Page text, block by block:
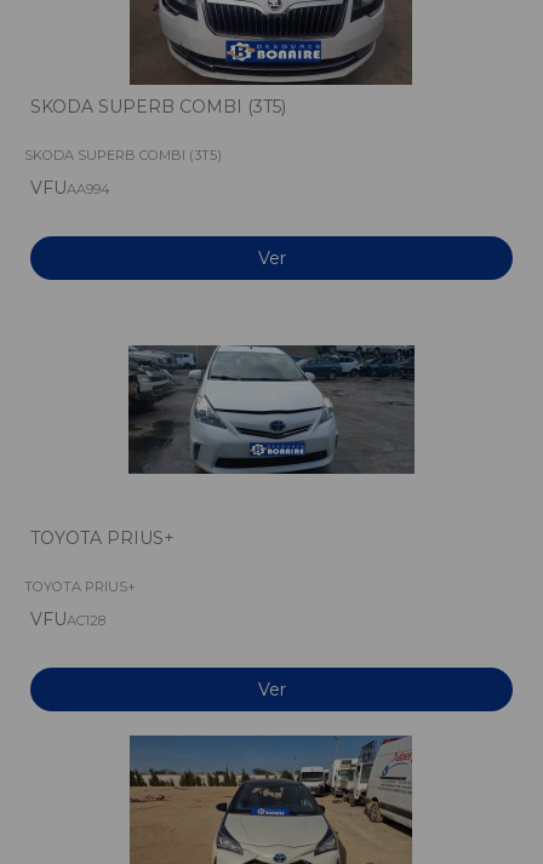
SKODA SUPERB COMBI (3T5)
SKODA SUPERB COMBI (3T5)
VFUAA994
Ver
TOYOTA PRIUS+
TOYOTA PRIUS+
VFUAC128
Ver